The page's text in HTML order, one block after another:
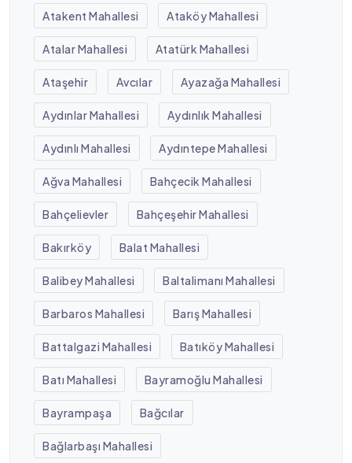
Atakent Mahallesi Ataköy Mahallesi
Atalar Mahallesi Atatürk Mahallesi
Ataşehir Avcılar Ayazağa Mahallesi
Aydınlar Mahallesi Aydınlık Mahallesi
Aydınlı Mahallesi Aydıntepe Mahallesi
Ağva Mahallesi Bahçecik Mahallesi
Bahçelievler Bahçeşehir Mahallesi
Bakırköy Balat Mahallesi
Balibey Mahallesi Baltalimanı Mahallesi
Barbaros Mahallesi Barış Mahallesi
Battalgazi Mahallesi Batıköy Mahallesi
Batı Mahallesi Bayramoğlu Mahallesi
Bayrampaşa Bağcılar
Bağlarbaşı Mahallesi